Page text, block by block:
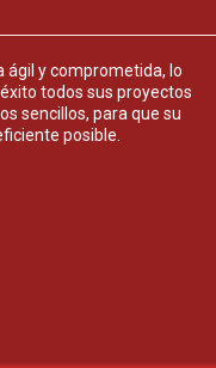
ágil y comprometida, lo
todos sus proyectos
sencillos, para que su
posible.